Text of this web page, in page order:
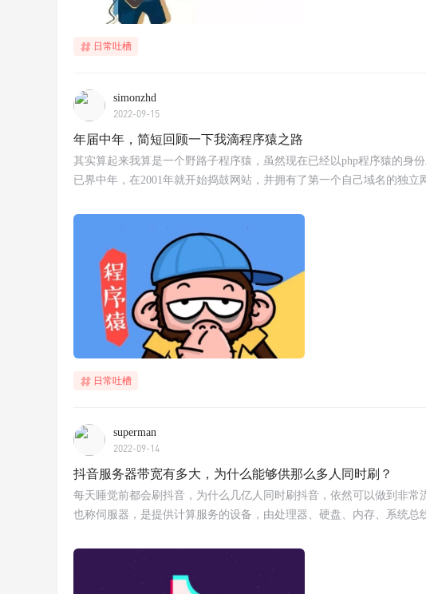
日常吐槽
simonzhd
2022-09-15
年届中年，简短回顾一下我滴程序猿之路
其实算起来我算是一个野路子程序猿，虽然现在已经以php程序猿的身
已界中年，在2001年就开始捣鼓网站，并拥有了第一个自己域名的独
日常吐槽
superman
2022-09-14
抖音服务器带宽有多大，为什么能够供那么多人同时刷？
每天睡觉前都会刷抖音，为什么几亿人同时刷抖音，依然可以做到非
也称伺服器，是提供计算服务的设备，由处理器、硬盘、内存、系统总